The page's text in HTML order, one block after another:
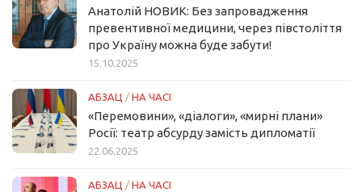
Анатолій НОВИК: Без запровадження
превентивної медицини, через півстоліття
про Україну можна буде забути!
15.10.2025
АБЗАЦ / НА ЧАСІ
«Перемовини», «діалоги», «мирні плани»
Росії: театр абсурду замість дипломатії
22.06.2025
АБЗАЦ / НА ЧАСІ